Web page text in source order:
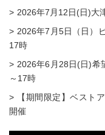
2026年7月12日(日)大
2026年7月5日（日）
17時
2026年6月28日(日)希
～17時
【期間限定】ベスト
開催